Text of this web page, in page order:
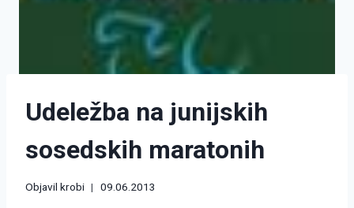
Udeležba na junijskih
sosedskih maratonih
Objavil krobi 09.06.2013